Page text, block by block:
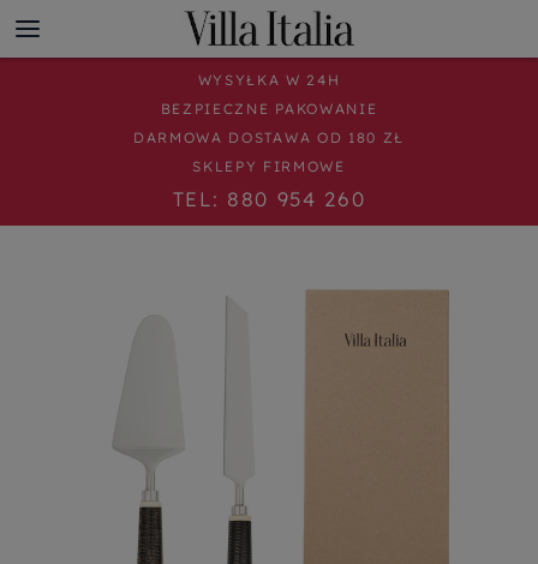
WYSYŁKA W 24H
BEZPIECZNE PAKOWANIE
DARMOWA DOSTAWA OD 180 ZŁ
SKLEPY FIRMOWE
TEL: 880 954 260